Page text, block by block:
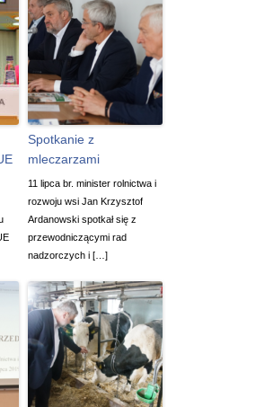
Spotkanie z
mleczarzami
11 lipca br. minister rolnictwa i
rozwoju wsi Jan Krzysztof
Ardanowski spotkał się z
przewodniczącymi rad
nadzorczych i […]